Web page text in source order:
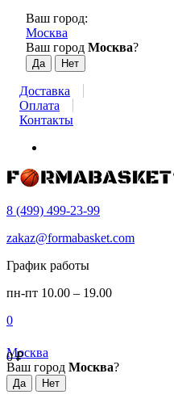
Ваш город:
Москва
Ваш город Москва?
Доставка
Оплата
Контакты
8 (499) 499-23-99
zakaz@formabasket.com
График работы
пн-пт 10.00 – 19.00
0
0₽
Москва
Ваш город Москва?